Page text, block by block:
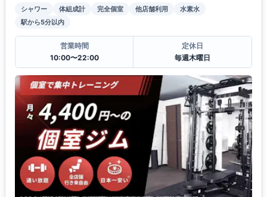
シャワー 体組成計 完全個室 他店舗利用
水素水
駅から5分以内
営業時間
10:00〜22:00
定休日
毎週木曜日